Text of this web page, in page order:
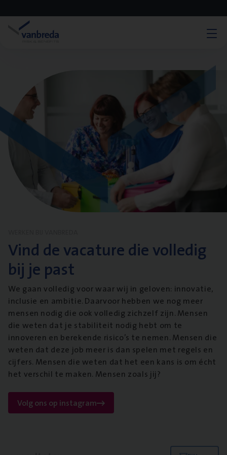
Vind de vacature die volledig
bij je past
We gaan volledig voor waar wij in geloven: innovatie,
inclusie en ambitie. Daarvoor hebben we nog meer
mensen nodig die ook volledig zichzelf zijn. Mensen
die weten dat je stabiliteit nodig hebt om te
innoveren en berekende risico’s te nemen. Mensen die
weten dat deze job meer is dan spelen met regels en
cijfers. Mensen die weten dat het een kans is om écht
het verschil te maken. Mensen zoals jij?
Volg ons op instagram